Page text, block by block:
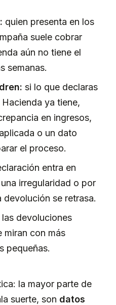
quien presenta en los
suele cobrar
aún no tiene el
semanas.
si lo que declaras
ya tiene,
en ingresos,
o un dato
el proceso.
entra en
irregularidad o por
se retrasa.
las devoluciones
miran con más
pequeñas.
la mayor parte de
suerte, son datos